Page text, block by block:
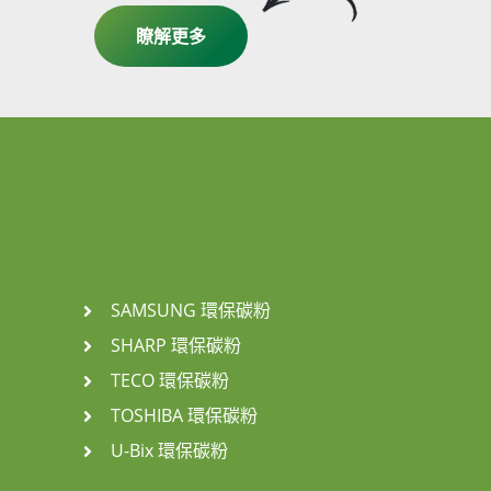
瞭解更多
SAMSUNG 環保碳粉
SHARP 環保碳粉
TECO 環保碳粉
TOSHIBA 環保碳粉
U-Bix 環保碳粉